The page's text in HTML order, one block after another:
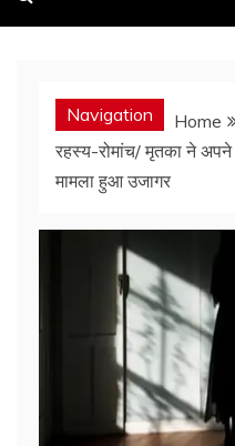
Navigation Home
रहस्य-रोमांच/ मृतका ने अपने
मामला हुआ उजागर